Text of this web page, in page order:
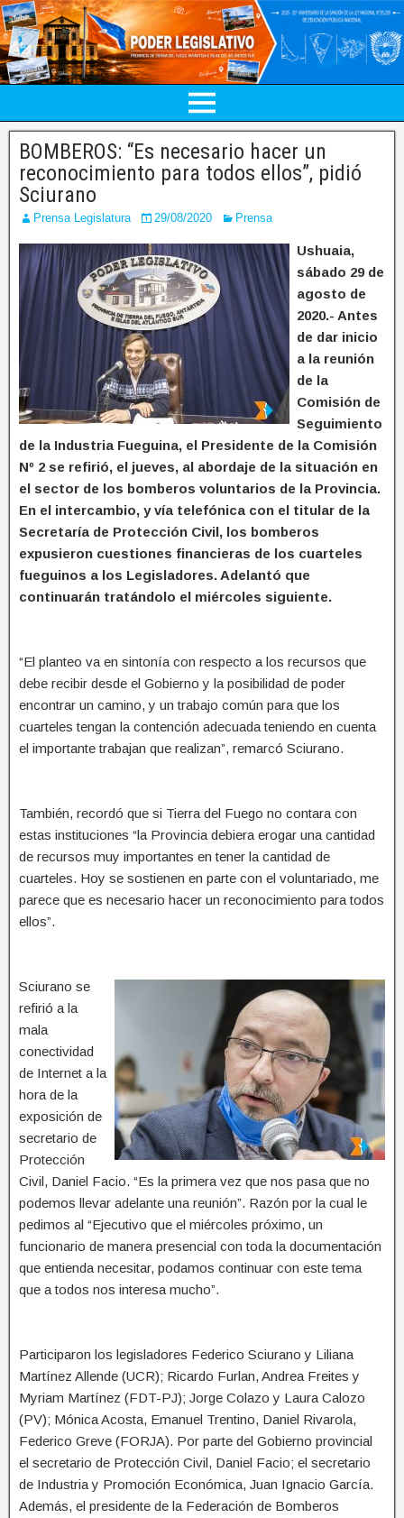
BOMBEROS: “Es necesario hacer un
reconocimiento para todos ellos”, pidió
Sciurano
Prensa Legislatura 29/08/2020 Prensa
Ushuaia,
sábado 29 de
agosto de
2020.- Antes
de dar inicio
a la reunión
de la
Comisión de
Seguimiento
de la Industria Fueguina, el Presidente de la Comisión
Nº 2 se refirió, el jueves, al abordaje de la situación en
el sector de los bomberos voluntarios de la Provincia.
En el intercambio, y vía telefónica con el titular de la
Secretaría de Protección Civil, los bomberos
expusieron cuestiones financieras de los cuarteles
fueguinos a los Legisladores. Adelantó que
continuarán tratándolo el miércoles siguiente.
“El planteo va en sintonía con respecto a los recursos que
debe recibir desde el Gobierno y la posibilidad de poder
encontrar un camino, y un trabajo común para que los
cuarteles tengan la contención adecuada teniendo en cuenta
el importante trabajan que realizan”, remarcó Sciurano.
También, recordó que si Tierra del Fuego no contara con
estas instituciones “la Provincia debiera erogar una cantidad
de recursos muy importantes en tener la cantidad de
cuarteles. Hoy se sostienen en parte con el voluntariado, me
parece que es necesario hacer un reconocimiento para todos
ellos”.
Sciurano se
refirió a la
mala
conectividad
de Internet a la
hora de la
exposición de
secretario de
Protección
Civil, Daniel Facio. “Es la primera vez que nos pasa que no
podemos llevar adelante una reunión”. Razón por la cual le
pedimos al “Ejecutivo que el miércoles próximo, un
funcionario de manera presencial con toda la documentación
que entienda necesitar, podamos continuar con este tema
que a todos nos interesa mucho”.
Participaron los legisladores Federico Sciurano y Liliana
Martínez Allende (UCR); Ricardo Furlan, Andrea Freites y
Myriam Martínez (FDT-PJ); Jorge Colazo y Laura Calozo
(PV); Mónica Acosta, Emanuel Trentino, Daniel Rivarola,
Federico Greve (FORJA). Por parte del Gobierno provincial
el secretario de Protección Civil, Daniel Facio; el secretario
de Industria y Promoción Económica, Juan Ignacio García.
Además, el presidente de la Federación de Bomberos